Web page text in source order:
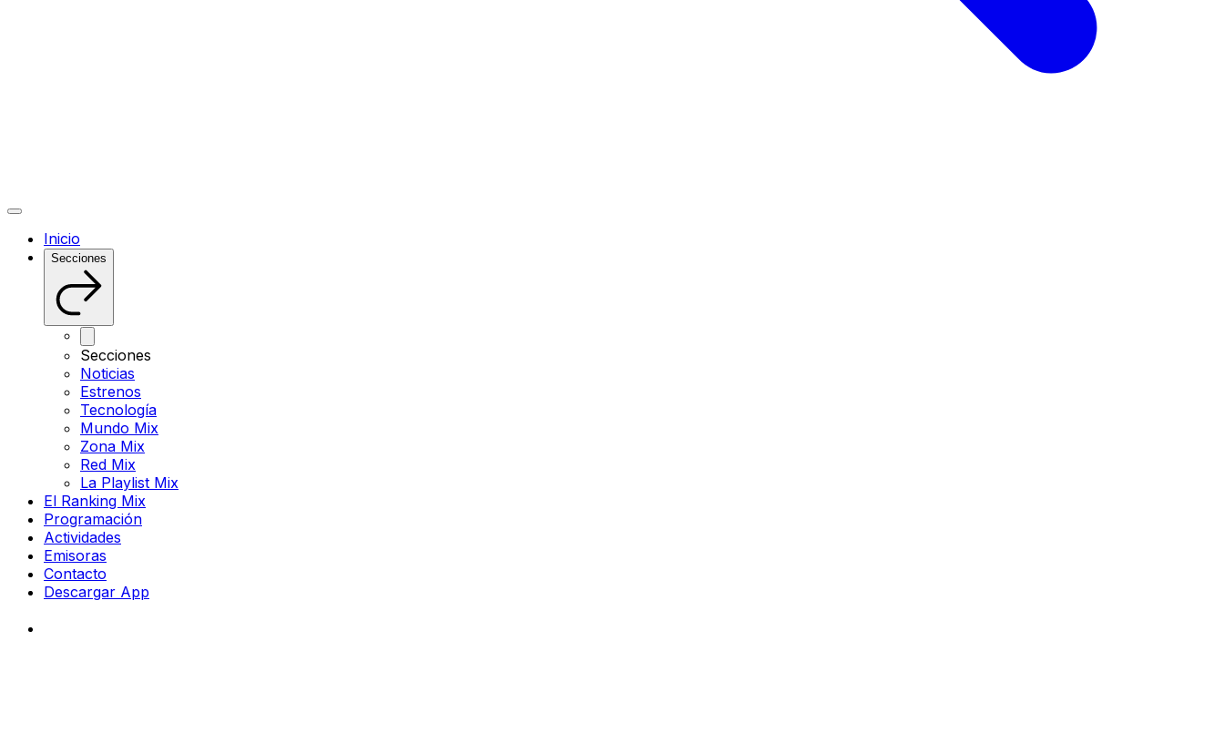
Inicio
Secciones
Secciones
Noticias
Estrenos
Tecnología
Mundo Mix
Zona Mix
Red Mix
La Playlist Mix
El Ranking Mix
Programación
Actividades
Emisoras
Contacto
Descargar App